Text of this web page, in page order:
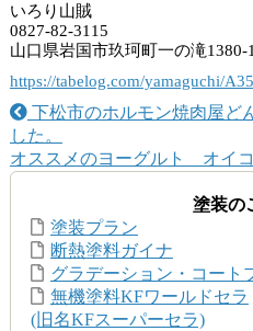
いろり山賊
0827-82-3115
山口県岩国市玖珂町一の滝
https://tabelog.com/yamaguchi/
下松市のホルモン焼肉屋ど
した。
オススメのヨーグルト オイコ
塗装の
塗装プラン
断熱塗料ガイナ
グラデーション・コート
無機塗料KFワールドセラ
(旧名KFスーパーセラ)